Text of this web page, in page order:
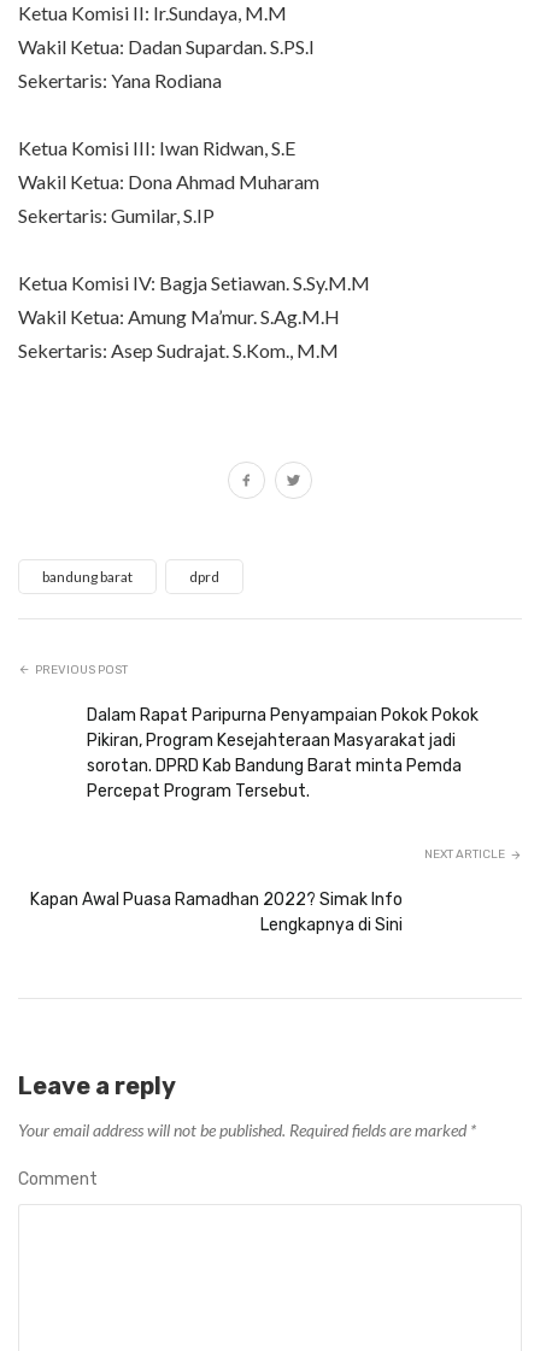
Ketua Komisi II: Ir.Sundaya, M.M
Wakil Ketua: Dadan Supardan. S.PS.I
Sekertaris: Yana Rodiana
Ketua Komisi III: Iwan Ridwan, S.E
Wakil Ketua: Dona Ahmad Muharam
Sekertaris: Gumilar, S.IP
Ketua Komisi IV: Bagja Setiawan. S.Sy.M.M
Wakil Ketua: Amung Ma’mur. S.Ag.M.H
Sekertaris: Asep Sudrajat. S.Kom., M.M
bandung barat dprd
PREVIOUS POST
Dalam Rapat Paripurna Penyampaian Pokok Pokok
Pikiran, Program Kesejahteraan Masyarakat jadi
sorotan. DPRD Kab Bandung Barat minta Pemda
Percepat Program Tersebut.
NEXT ARTICLE
Kapan Awal Puasa Ramadhan 2022? Simak Info
Lengkapnya di Sini
Leave a reply
Your email address will not be published. Required fields are marked *
Comment